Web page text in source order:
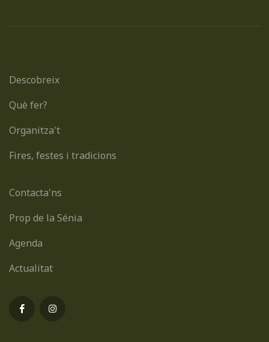
Descobreix
Què fer?
Organitza't
Fires, festes i tradicions
Contacta'ns
Prop de la Sénia
Agenda
Actualitat